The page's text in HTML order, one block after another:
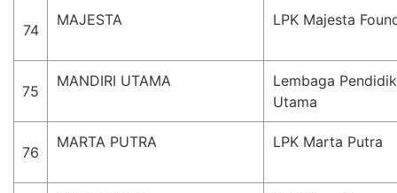
74
MAJESTA LPK Majesta
75
MANDIRI UTAMA
Lembaga
Utama
76
MARTA PUTRA LPK Marta Putra